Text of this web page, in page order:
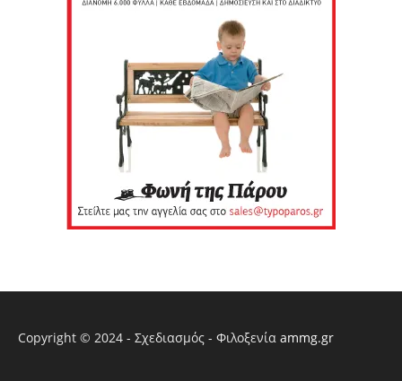
Copyright © 2024 - Σχεδιασμός - Φιλοξενία ammg.gr